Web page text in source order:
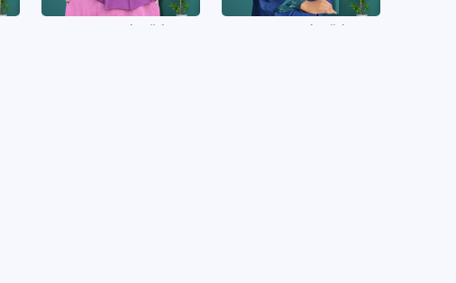
3Part Ready Hijab 2Part Ready Hijab